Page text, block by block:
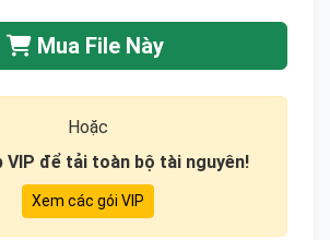
Mua File Này
Hoặc
VIP để tải toàn bộ tài nguyên!
Xem các gói VIP